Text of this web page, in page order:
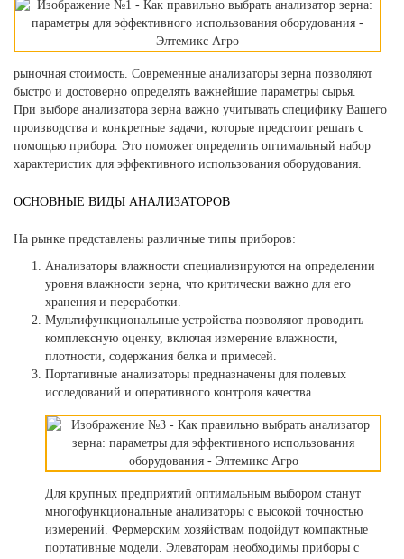
рыночная стоимость. Современные анализаторы зерна позволяют
быстро и достоверно определять важнейшие параметры сырья.
При выборе анализатора зерна важно учитывать специфику Вашего
производства и конкретные задачи, которые предстоит решать с
помощью прибора. Это поможет определить оптимальный набор
характеристик для эффективного использования оборудования.
ОСНОВНЫЕ ВИДЫ АНАЛИЗАТОРОВ
На рынке представлены различные типы приборов:
Анализаторы влажности специализируются на определении
уровня влажности зерна, что критически важно для его
хранения и переработки.
Мультифункциональные устройства позволяют проводить
комплексную оценку, включая измерение влажности,
плотности, содержания белка и примесей.
Портативные анализаторы предназначены для полевых
исследований и оперативного контроля качества.
Для крупных предприятий оптимальным выбором станут
многофункциональные анализаторы с высокой точностью
измерений. Фермерским хозяйствам подойдут компактные
портативные модели. Элеваторам необходимы приборы с